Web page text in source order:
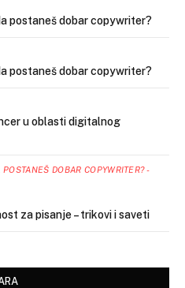
postaneš dobar copywriter?
postaneš dobar copywriter?
u oblasti digitalnog
DOBAR COPYWRITER? -
za pisanje – trikovi i saveti